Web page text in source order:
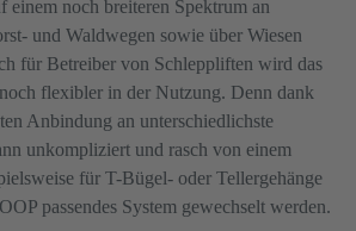
noch breiteren Spektrum an
und Waldwegen sowie über Wiesen
für Betreiber von Schleppliften wird das
flexibler in der Nutzung. Denn dank
Anbindung an unterschiedlichste
unkompliziert und rasch von einem
für T-Bügel- oder Tellergehänge
passendes System gewechselt werden.